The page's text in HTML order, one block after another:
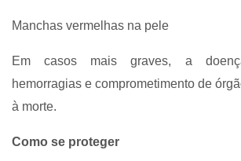
Manchas vermelhas na pele
Em casos mais graves, a
hemorragias e comprometimento de
à morte.
Como se proteger